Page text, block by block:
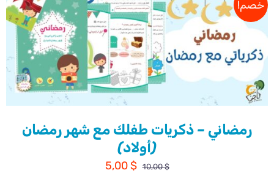
خصم!
رمضاني – ذكريات طفلك مع شهر رمضان
(أولاد)
10,00$
السعر
5,00$